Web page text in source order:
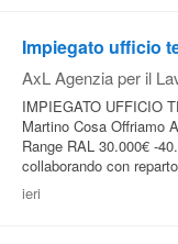
Impiegato ufficio
AxL Agenzia per il
IMPIEGATO UFFICIO
Martino Cosa Offriamo
Range RAL 30.000€ -
collaborando con reparto
ieri